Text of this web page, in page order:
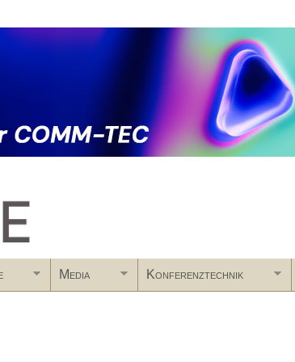
Media Konferenztechnik